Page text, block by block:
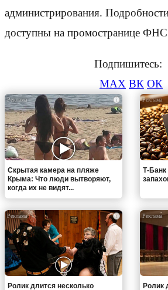
администрирования.
доступны на промостранице
Подпишитесь:
MAX ВК ОК
i
Скрытая камера на пляже
Крыма: Что люди вытворяют,
когда их не видят...
Т-Банк
i
Ролик длится несколько Ролик